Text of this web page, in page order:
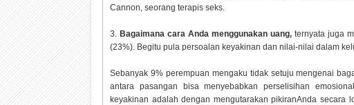
Cannon, seorang terapis seks.
3. Bagaimana cara Anda menggunakan uang,ternyata juga
(23%). Begitu pula persoalan keyakinan dan nilai-nilai dalam
Sebanyak 9% perempuan mengaku tidak setuju mengenai
antara pasangan bisa menyebabkan perselisihan
keyakinan adalah dengan mengutarakan pikiranAnda secara